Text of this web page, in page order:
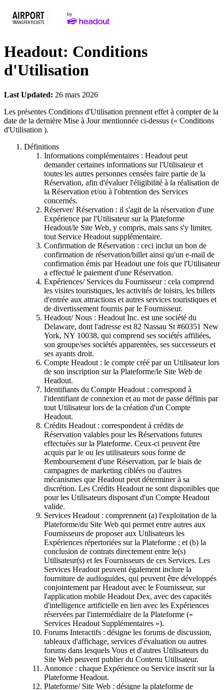
Headout: Conditions
d'Utilisation
Last Updated: 26 mars 2026
Les présentes Conditions d'Utilisation prennent effet à compter de la
date de la dernière Mise à Jour mentionnée ci-dessus (« Conditions
d'Utilisation ).
Définitions
Informations complémentaires : Headout peut
demander certaines informations sur l'Utilisateur et
toutes les autres personnes censées faire partie de la
Réservation, afin d'évaluer l'éligibilité à la réalisation de
la Réservation et/ou à l'obtention des Services
concernés.
Réserver/ Réservation : il s'agit de la réservation d'une
Expérience par l'Utilisateur sur la Plateforme
Headout/le Site Web, y compris, mais sans s'y limiter,
tout Service Headout supplémentaire.
Confirmation de Réservation : ceci inclut un bon de
confirmation de réservation/billet ainsi qu'un e-mail de
confirmation émis par Headout une fois que l'Utilisateur
a effectué le paiement d'une Réservation.
Expériences/ Services du Fournisseur : cela comprend
les visites touristiques, les activités de loisirs, les billets
d'entrée aux attractions et autres services touristiques et
de divertissement fournis par le Fournisseur.
Headout/ Nous : Headout Inc. est une société du
Delaware, dont l'adresse est 82 Nassau St #60351 New
York, NY 10038, qui comprend ses sociétés affiliées,
son groupe/ses sociétés apparentées, ses successeurs et
ses ayants droit.
Compte Headout : le compte créé par un Utilisateur lors
de son inscription sur la Plateforme/le Site Web de
Headout.
Identifiants du Compte Headout : correspond à
l'identifiant de connexion et au mot de passe définis par
tout Utilisateur lors de la création d'un Compte
Headout.
Crédits Headout : correspondent à crédits de
Réservation valables pour les Réservations futures
effectuées sur la Plateforme. Ceux-ci peuvent être
acquis par le ou les utilisateurs sous forme de
Remboursement d'une Réservation, par le biais de
campagnes de marketing ciblées ou d'autres
mécanismes que Headout peut déterminer à sa
discrétion. Les Crédits Headout ne sont disponibles que
pour les Utilisateurs disposant d'un Compte Headout
valide.
Services Headout : comprennent (a) l'exploitation de la
Plateforme/du Site Web qui permet entre autres aux
Fournisseurs de proposer aux Utilisateurs les
Expériences répertoriées sur la Plateforme ; et (b) la
conclusion de contrats directement entre le(s)
Utilisateur(s) et les Fournisseurs de ces Services. Les
Services Headout peuvent également inclure la
fourniture de audioguides, qui peuvent être développés
conjointement par Headout avec le Fournisseur, sur
l'application mobile Headout Dex, avec des capacités
d'intelligence artificielle en lien avec les Expériences
réservées par l'intermédiaire de la Plateforme («
Services Headout Supplémentaires »).
Forums Interactifs : désigne les forums de discussion,
tableaux d'affichage, services d'évaluation ou autres
forums dans lesquels Vous et d'autres Utilisateurs du
Site Web peuvent publier du Contenu Utilisateur.
Annonce : chaque Expérience ou Service inscrit sur la
Plateforme Headout.
Plateforme/ Site Web : désigne la plateforme de